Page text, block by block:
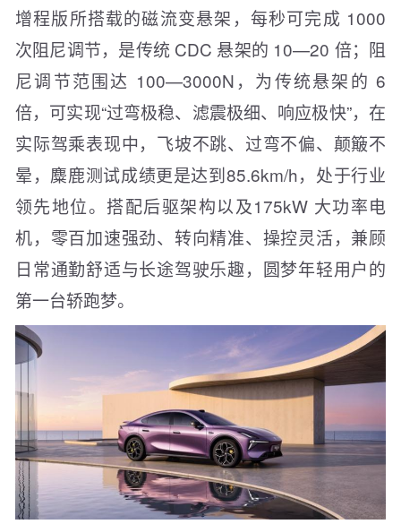
增程版所搭载的磁流变悬架，每秒可完成 1000
次阻尼调节，是传统 CDC 悬架的 10—20 倍；阻
尼调节范围达 100—3000N，为传统悬架的 6
倍，可实现“过弯极稳、滤震极细、响应极快”，在
实际驾乘表现中，飞坡不跳、过弯不偏、颠簸不
晕，麋鹿测试成绩更是达到85.6km/h，处于行业
领先地位。搭配后驱架构以及175kW 大功率电
机，零百加速强劲、转向精准、操控灵活，兼顾
日常通勤舒适与长途驾驶乐趣，圆梦年轻用户的
第一台轿跑梦。